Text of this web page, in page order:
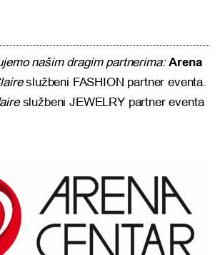
našim dragim partnerima:Arena
službeni FASHION partner eventa.
službeni JEWELRY partner eventa